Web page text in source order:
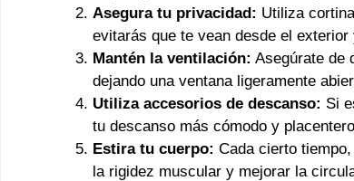
Asegura tu privacidad: Utiliza
evitarás que te vean desde el
Mantén la ventilación: Asegúrate de
dejando una ventana ligeramente
Utiliza accesorios de descanso: Si
tu descanso más cómodo y
Estira tu cuerpo: Cada cierto
la rigidez muscular y mejorar la